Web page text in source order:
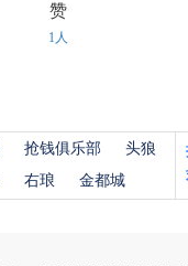
赞
1人
抢钱俱乐部
头狼
右琅 金都城